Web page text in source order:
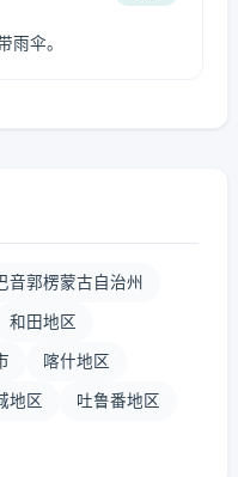
雨伞。
音郭楞蒙古自治州
和田地区
喀什地区
地区 吐鲁番地区